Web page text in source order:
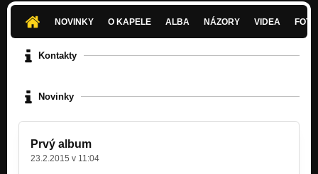
NOVINKY O KAPELE ALBA NÁZORY VIDEA
Kontakty
Novinky
Prvý album
23.2.2015 v 11:04